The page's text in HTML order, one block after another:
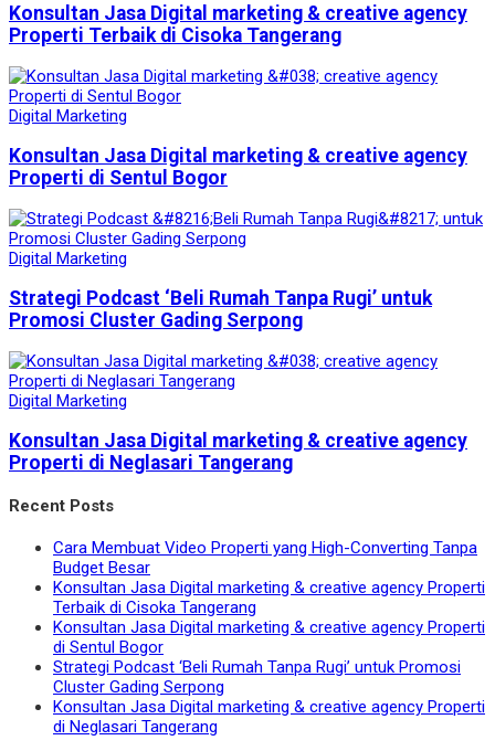
Konsultan Jasa Digital marketing & creative agency
Properti Terbaik di Cisoka Tangerang
Digital Marketing
Konsultan Jasa Digital marketing & creative agency
Properti di Sentul Bogor
Digital Marketing
Strategi Podcast ‘Beli Rumah Tanpa Rugi’ untuk
Promosi Cluster Gading Serpong
Digital Marketing
Konsultan Jasa Digital marketing & creative agency
Properti di Neglasari Tangerang
Recent Posts
Cara Membuat Video Properti yang High-Converting Tanpa
Budget Besar
Konsultan Jasa Digital marketing & creative agency Properti
Terbaik di Cisoka Tangerang
Konsultan Jasa Digital marketing & creative agency Properti
di Sentul Bogor
Strategi Podcast ‘Beli Rumah Tanpa Rugi’ untuk Promosi
Cluster Gading Serpong
Konsultan Jasa Digital marketing & creative agency Properti
di Neglasari Tangerang